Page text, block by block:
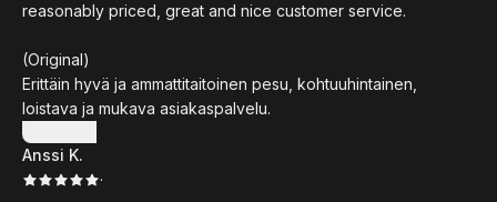
reasonably priced, great and nice customer service.
(Original)
Erittäin hyvä ja ammattitaitoinen pesu, kohtuuhintainen,
loistava ja mukava asiakaspalvelu.
Show more
Anssi K.
·